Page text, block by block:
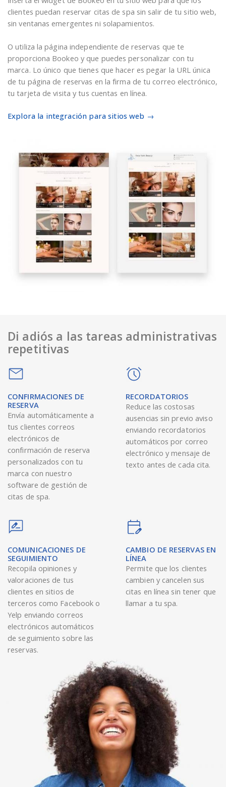
clientes puedan reservar citas de spa sin salir de tu sitio web,
sin ventanas emergentes ni solapamientos.
O utiliza la página independiente de reservas que te
proporciona Bookeo y que puedes personalizar con tu
marca. Lo único que tienes que hacer es pegar la URL única
de tu página de reservas en la firma de tu correo electrónico,
tu tarjeta de visita y tus cuentas en línea.
Explora la integración para sitios web →
Di adiós a las tareas administrativas
repetitivas
CONFIRMACIONES DE
RESERVA
Envía automáticamente a
tus clientes correos
electrónicos de
confirmación de reserva
personalizados con tu
marca con nuestro
software de gestión de
citas de spa.
RECORDATORIOS
Reduce las costosas
ausencias sin previo aviso
enviando recordatorios
automáticos por correo
electrónico y mensaje de
texto antes de cada cita.
COMUNICACIONES DE
SEGUIMIENTO
Recopila opiniones y
valoraciones de tus
clientes en sitios de
terceros como Facebook o
Yelp enviando correos
electrónicos automáticos
de seguimiento sobre las
reservas.
CAMBIO DE RESERVAS EN
LÍNEA
Permite que los clientes
cambien y cancelen sus
citas en línea sin tener que
llamar a tu spa.